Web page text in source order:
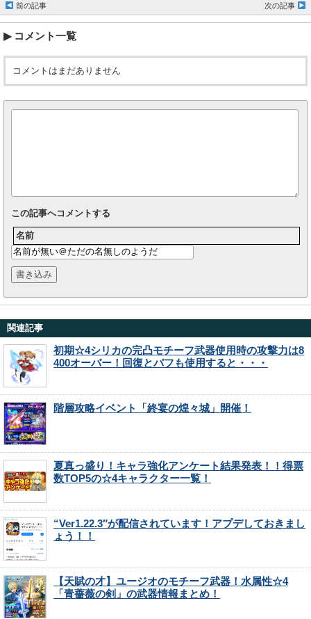
前の記事 次の記事
コメント一覧
コメントはまだありません
この記事へコメントする
名前
関連記事
初期☆4シリカの完凸モチーフ武器使用時の攻撃力は8
400オーバー！回復とバフも使用すると・・・
階層攻略イベント「終宴の煌々城」開催！
夏真っ盛り！キャラ強化アンケート結果発表！！得票
数TOP5の☆4キャラクター一覧！
“Ver1.22.3″が配信されています！アプデしておきまし
ょう！！
【天賦の才】ユージオのモチーフ武器！水属性☆4
「青薔薇の剣」の武器情報まとめ！